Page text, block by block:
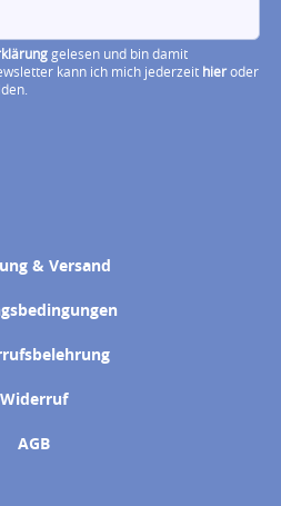
gelesen und bin damit
kann ich mich jederzeit hieroder
& Versand
Widerruf
AGB